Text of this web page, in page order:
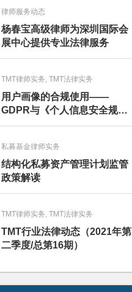
律师服务动态
杨春宝高级律师为深圳国际会
展中心提供专业法律服务
TMT律师实务, TMT法律实务
用户画像的合规使用——
GDPR与《个人信息安全规
范》的比较分析
私募基金律师实务
结构化私募资产管理计划监管
政策解读
TMT律师实务, TMT法律实务
TMT行业法律动态（2021年第
二季度/总第16期）